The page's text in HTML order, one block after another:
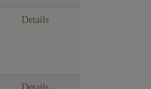
Details